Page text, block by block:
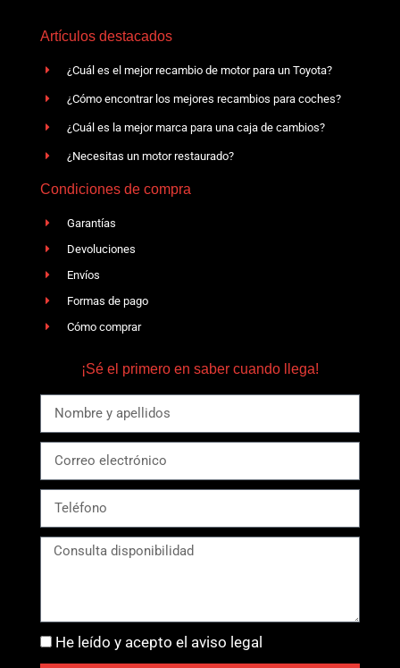
Artículos destacados
¿Cuál es el mejor recambio de motor para un Toyota?
¿Cómo encontrar los mejores recambios para coches?
¿Cuál es la mejor marca para una caja de cambios?
¿Necesitas un motor restaurado?
Condiciones de compra
Garantías
Devoluciones
Envíos
Formas de pago
Cómo comprar
¡Sé el primero en saber cuando llega!
He leído y acepto el aviso legal